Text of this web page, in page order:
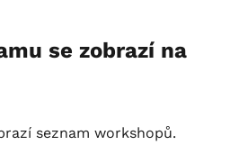
se zobrazí na
seznam workshopů.